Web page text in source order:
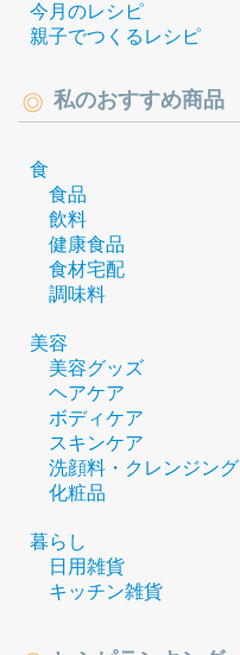
今月のレシピ
親子でつくるレシピ
私のおすすめ商品
食
食品
飲料
健康食品
食材宅配
調味料
美容
美容グッズ
ヘアケア
ボディケア
スキンケア
洗顔料・クレンジング
化粧品
暮らし
日用雑貨
キッチン雑貨